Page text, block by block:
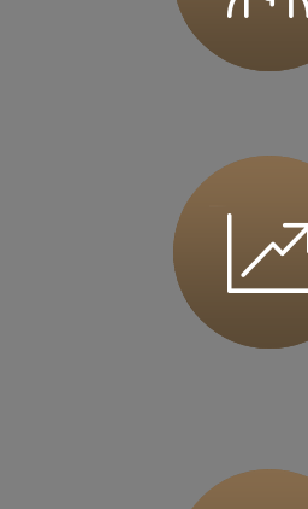
36 MINUT Iława
36 MINUT Inowrocław
ul. Marulewska 7
88-100 Inowrocław
36 MINUT Jarocin
36 MINUT Jaworzno